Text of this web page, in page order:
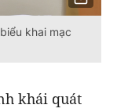
khai mạc
khái quát